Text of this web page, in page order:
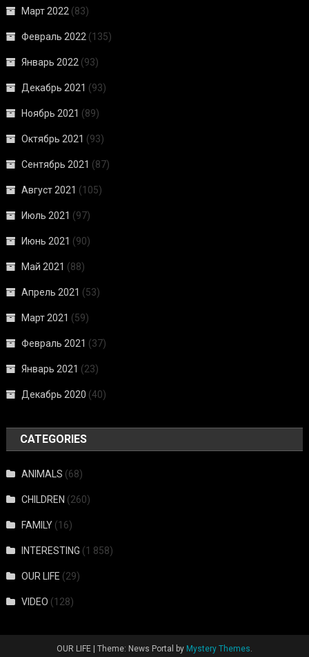
Март 2022 (83)
Февраль 2022 (135)
Январь 2022 (93)
Декабрь 2021 (93)
Ноябрь 2021 (89)
Октябрь 2021 (93)
Сентябрь 2021 (87)
Август 2021 (105)
Июль 2021 (97)
Июнь 2021 (90)
Май 2021 (88)
Апрель 2021 (53)
Март 2021 (59)
Февраль 2021 (37)
Январь 2021 (23)
Декабрь 2020 (40)
CATEGORIES
ANIMALS (68)
CHILDREN (260)
FAMILY (16)
INTERESTING (1 858)
OUR LIFE (29)
VIDEO (128)
OUR LIFE | Theme: News Portal by Mystery Themes